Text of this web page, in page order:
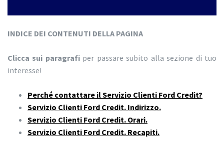
INDICE DEI CONTENUTI DELLA PAGINA
Clicca sui paragrafiper passare subito alla sezione di tuo
interesse!
Perché contattare il Servizio Clienti Ford Credit?
Servizio Clienti Ford Credit. Indirizzo.
Servizio Clienti Ford Credit. Orari.
Servizio Clienti Ford Credit. Recapiti.